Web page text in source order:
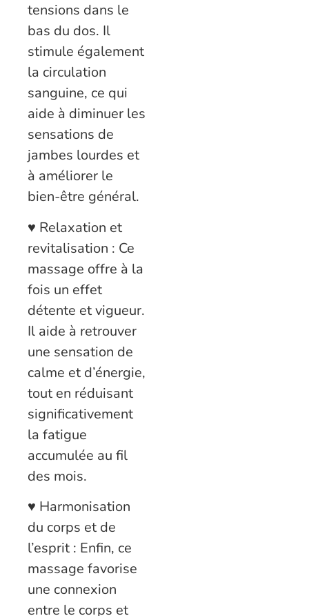
tensions dans le
bas du dos. Il
stimule également
la circulation
sanguine, ce qui
aide à diminuer les
sensations de
jambes lourdes et
à améliorer le
bien-être général.
♥ Relaxation et
revitalisation : Ce
massage offre à la
fois un effet
détente et vigueur.
Il aide à retrouver
une sensation de
calme et d’énergie,
tout en réduisant
significativement
la fatigue
accumulée au fil
des mois.
♥ Harmonisation
du corps et de
l’esprit : Enfin, ce
massage favorise
une connexion
entre le corps et